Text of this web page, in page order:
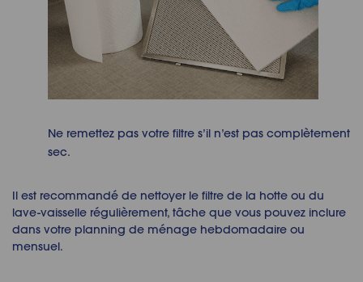
Ne remettez pas votre filtre s’il n’est pas complètement
sec.
Il est recommandé de nettoyer le filtre de la hotte ou du
lave-vaisselle régulièrement, tâche que vous pouvez inclure
dans votre planning de ménage hebdomadaire ou
mensuel.